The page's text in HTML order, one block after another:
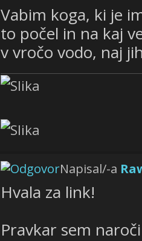
Vabim koga, ki je
to počel in na kaj
v vročo vodo, naj
Napisal/-a
Hvala za link!
Pravkar sem